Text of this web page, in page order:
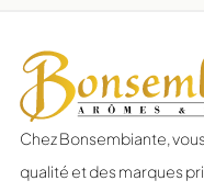
Chez Bonsembiante,
qualité et des marques